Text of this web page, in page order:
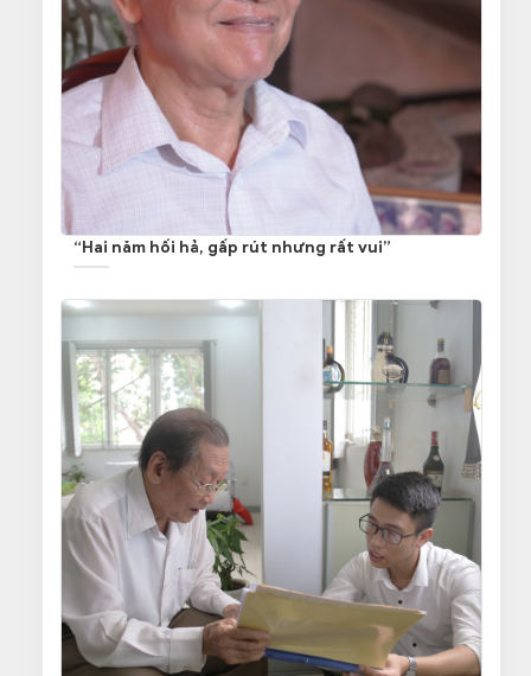
“Hai năm hối hả, gấp rút nhưng rất vui”